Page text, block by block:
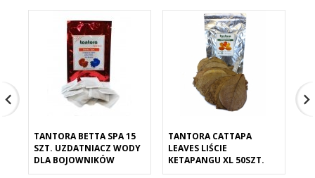
TANTORA BETTA SPA 15
SZT. UZDATNIACZ WODY
DLA BOJOWNIKÓW
TANTORA CATTAPA
LEAVES LIŚCIE
KETAPANGU XL 50SZT.